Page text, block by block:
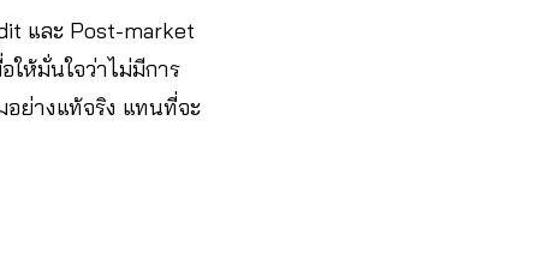
และ Post-market
ห้มั่นใจว่าไม่มีการ
อย่างแท้จริง แทนที่จะ